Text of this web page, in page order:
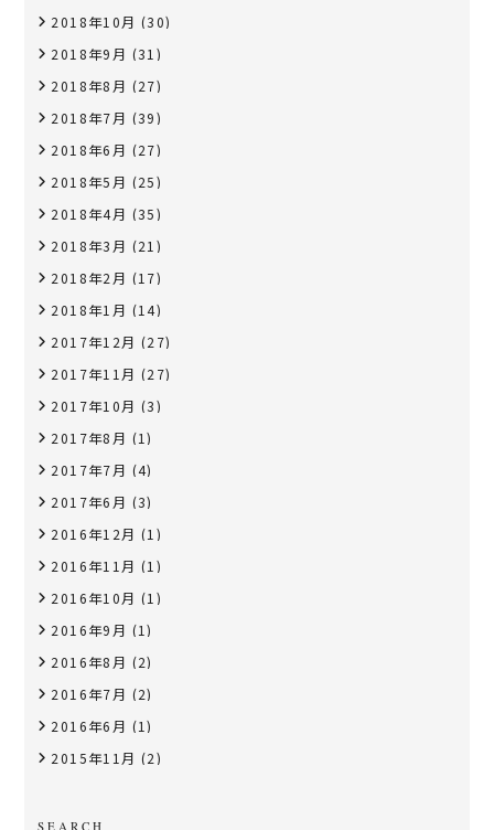
2018年10月 (30)
2018年9月 (31)
2018年8月 (27)
2018年7月 (39)
2018年6月 (27)
2018年5月 (25)
2018年4月 (35)
2018年3月 (21)
2018年2月 (17)
2018年1月 (14)
2017年12月 (27)
2017年11月 (27)
2017年10月 (3)
2017年8月 (1)
2017年7月 (4)
2017年6月 (3)
2016年12月 (1)
2016年11月 (1)
2016年10月 (1)
2016年9月 (1)
2016年8月 (2)
2016年7月 (2)
2016年6月 (1)
2015年11月 (2)
SEARCH